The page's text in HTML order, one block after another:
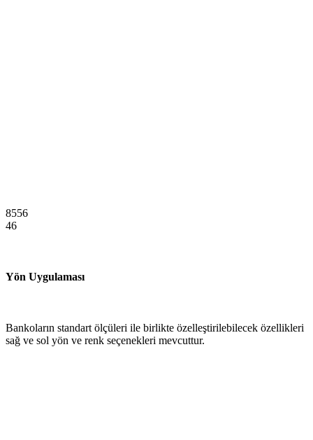
8556
46
Yön Uygulaması
Bankoların standart ölçüleri ile birlikte özelleştirilebilecek özellikleri
sağ ve sol yön ve renk seçenekleri mevcuttur.